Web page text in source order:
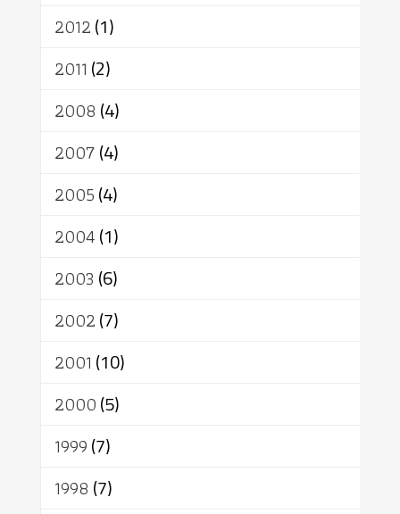
2012(1)
2011 (2)
2008 (4)
2007(4)
2005(4)
2004(1)
2003 (6)
2002(7)
2001 (10)
2000(5)
1999(7)
1998 (7)